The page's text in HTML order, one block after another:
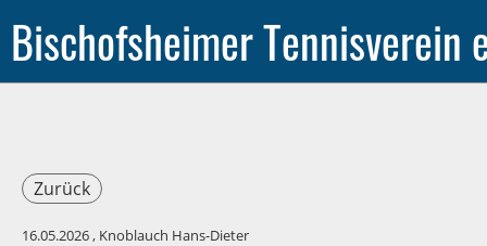
Bischofsheimer Tennisverein
Zurück
16.05.2026, Knoblauch Hans-Dieter